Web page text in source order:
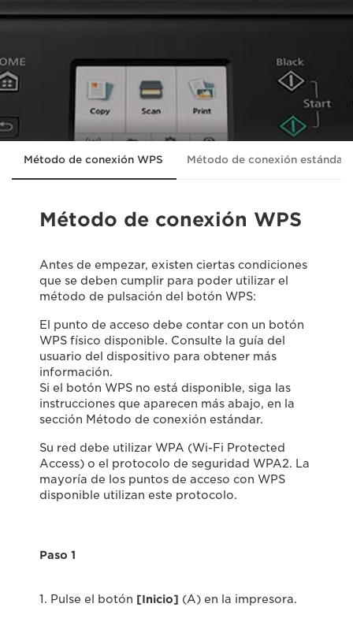
Método de conexión WPS Método de conexión estándar
Método de conexión WPS
Antes de empezar, existen ciertas condiciones
que se deben cumplir para poder utilizar el
método de pulsación del botón WPS:
El punto de acceso debe contar con un botón
WPS físico disponible. Consulte la guía del
usuario del dispositivo para obtener más
información.
Si el botón WPS no está disponible, siga las
instrucciones que aparecen más abajo, en la
sección Método de conexión estándar.
Su red debe utilizar WPA (Wi-Fi Protected
Access) o el protocolo de seguridad WPA2. La
mayoría de los puntos de acceso con WPS
disponible utilizan este protocolo.
Paso 1
1. Pulse el botón [Inicio] (A) en la impresora.